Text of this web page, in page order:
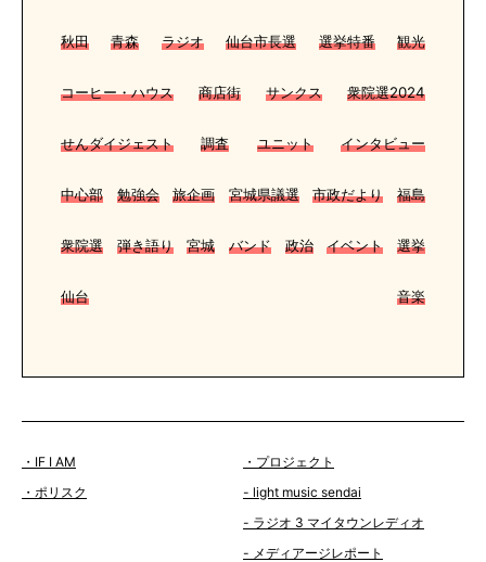
秋田 青森 ラジオ 仙台市長選 選挙特番 観光
コーヒー・ハウス 商店街 サンクス 衆院選2024
せんダイジェスト 調査 ユニット インタビュー
中心部 勉強会 旅企画 宮城県議選 市政だより 福島
衆院選 弾き語り 宮城 バンド 政治 イベント 選挙
仙台 音楽
・IF I AM
・ポリスク
・プロジェクト
- light music sendai
- ラジオ 3 マイタウンレディオ
- メディアージレポート